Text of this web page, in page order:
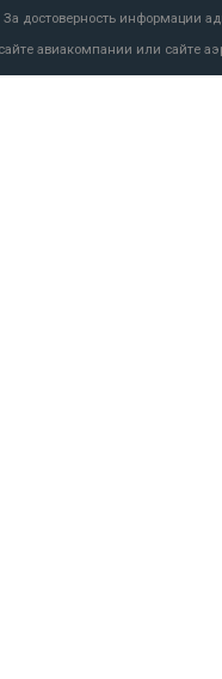
достоверность информации
авиакомпании или сайте